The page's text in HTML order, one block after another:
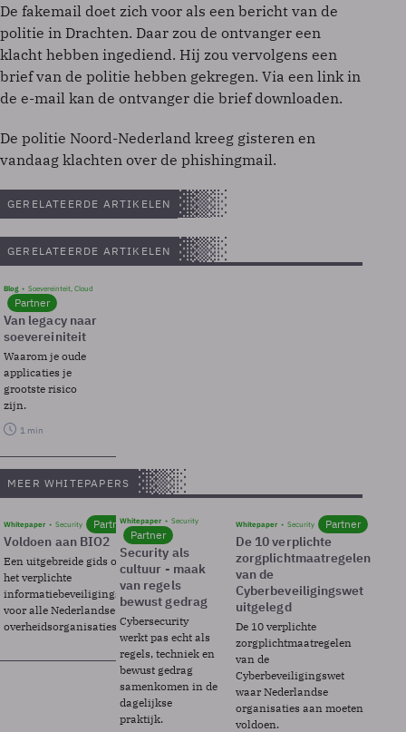
De fakemail doet zich voor als een bericht van de
politie in Drachten. Daar zou de ontvanger een
klacht hebben ingediend. Hij zou vervolgens een
brief van de politie hebben gekregen. Via een link in
de e-mail kan de ontvanger die brief downloaden.
De politie Noord-Nederland kreeg gisteren en
vandaag klachten over de phishingmail.
GERELATEERDE ARTIKELEN
GERELATEERDE ARTIKELEN
Blog Soevereinteit, Cloud
Partner
Van legacy naar
soevereiniteit
Waarom je oude
applicaties je
grootste risico
zijn.
1 min
MEER WHITEPAPERS
Whitepaper Security Partner
Voldoen aan BIO2
Een uitgebreide gids over BIO2,
het verplichte
informatiebeveiligingsframework
voor alle Nederlandse
overheidsorganisaties.
Whitepaper Security
Partner
Security als
cultuur - maak
van regels
bewust gedrag
Cybersecurity
werkt pas echt als
regels, techniek en
bewust gedrag
samenkomen in de
dagelijkse
praktijk.
Whitepaper Security Partner
De 10 verplichte
zorgplichtmaatregelen
van de
Cyberbeveiligingswet
uitgelegd
De 10 verplichte
zorgplichtmaatregelen
van de
Cyberbeveiligingswet
waar Nederlandse
organisaties aan moeten
voldoen.